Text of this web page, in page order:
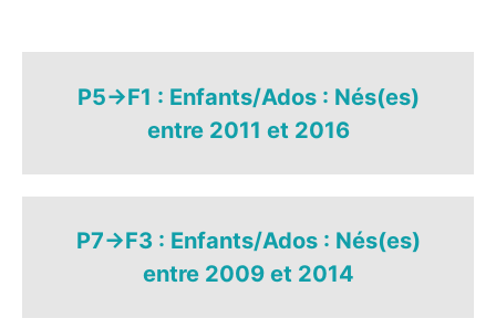
P5->F1 : Enfants/Ados : Nés(es)
entre 2011 et 2016
P7->F3 : Enfants/Ados : Nés(es)
entre 2009 et 2014